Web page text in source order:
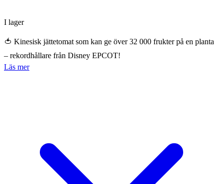
I lager
🍅 Kinesisk jättetomat som kan ge över 32 000 frukter på en planta
– rekordhållare från Disney EPCOT!
Läs mer